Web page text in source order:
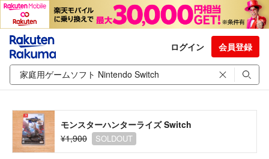
ログイン 会員登録
モンスターハンターライズ Switch
¥1,900
SOLDOUT